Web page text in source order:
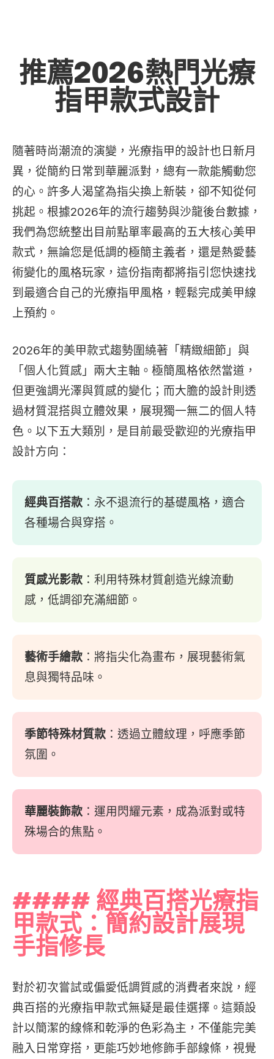
推薦2026熱門光療
指甲款式設計
隨著時尚潮流的演變，光療指甲的設計也日新月
異，從簡約日常到華麗派對，總有一款能觸動您
的心。許多人渴望為指尖換上新裝，卻不知從何
挑起。根據2026年的流行趨勢與沙龍後台數據，
我們為您統整出目前點單率最高的五大核心美甲
款式，無論您是低調的極簡主義者，還是熱愛藝
術變化的風格玩家，這份指南都將指引您快速找
到最適合自己的光療指甲風格，輕鬆完成美甲線
上預約。
2026年的美甲款式趨勢圍繞著「精緻細節」與
「個人化質感」兩大主軸。極簡風格依然當道，
但更強調光澤與質感的變化；而大膽的設計則透
過材質混搭與立體效果，展現獨一無二的個人特
色。以下五大類別，是目前最受歡迎的光療指甲
設計方向：
經典百搭款 ：永不退流行的基礎風格，適合
各種場合與穿搭。
質感光影款 ：利用特殊材質創造光線流動
感，低調卻充滿細節。
藝術手繪款 ：將指尖化為畫布，展現藝術氣
息與獨特品味。
季節特殊材質款 ：透過立體紋理，呼應季節
氛圍。
華麗裝飾款 ：運用閃耀元素，成為派對或特
殊場合的焦點。
#### 經典百搭光療指
甲款式：簡約設計展現
手指修長
對於初次嘗試或偏愛低調質感的消費者來說，經
典百搭的光療指甲款式無疑是最佳選擇。這類設
計以簡潔的線條和乾淨的色彩為主，不僅能完美
融入日常穿搭，更能巧妙地修飾手部線條，視覺